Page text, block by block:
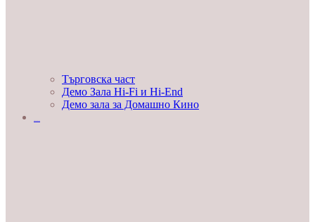
Търговска част
Демо Зала Hi-Fi и Hi-End
Демо зала за Домашно Кино